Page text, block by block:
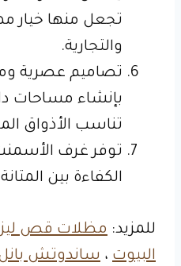
تجعل منها خيار
والتجارية.
تصاميم عصرية
بإنشاء مساحات
تناسب الأذواق
توفر غرف
الكفاءة بين
للمزيد: مظلات قص
البيوت ، ساندوتش